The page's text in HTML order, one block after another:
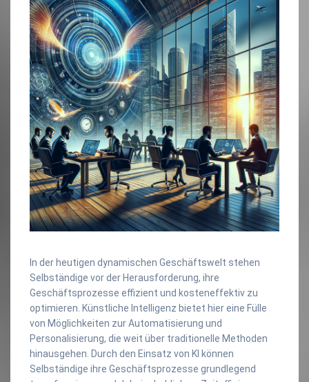
In der heutigen dynamischen Geschäftswelt stehen
Selbständige vor der Herausforderung, ihre
Geschäftsprozesse effizient und kosteneffektiv zu
optimieren. Künstliche Intelligenz bietet hier eine Fülle
von Möglichkeiten zur Automatisierung und
Personalisierung, die weit über traditionelle Methoden
hinausgehen. Durch den Einsatz von KI können
Selbständige ihre Geschäftsprozesse grundlegend